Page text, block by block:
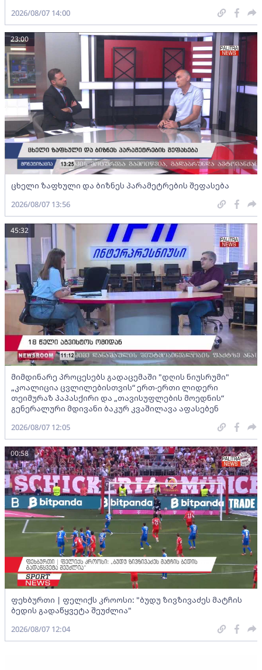
2026/08/07 14:00
ცხელი ზაფხული და ბიზნეს პარამეტრების შეფასება
23:00
2026/08/07 13:56
მიმდინარე პროცესებს გადაცემაში "დღის ნიუსრუმი"
„კოალიცია ცვლილებისთვის“ ერთ-ერთი ლიდერი
თეიმურაზ პაპასქირი და „თავისუფლების მოედნის“
გენერალური მდივანი ბაკურ კვაშილავა აფასებენ
45:32
2026/08/07 12:05
ფეხბურთი | ფელიქს კროოსი: "ბუდუ ზივზივაძეს მატჩის
ბედის გადაწყვეტა შეუძლია"
00:58
2026/08/07 12:04